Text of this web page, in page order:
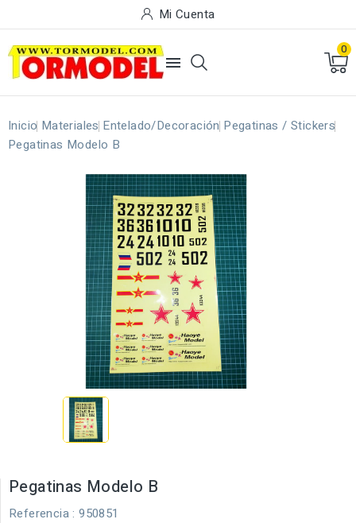
Mi Cuenta

0
Inicio Materiales Entelado/Decoración Pegatinas / Stickers
Pegatinas Modelo B
Pegatinas Modelo B
Referencia : 950851